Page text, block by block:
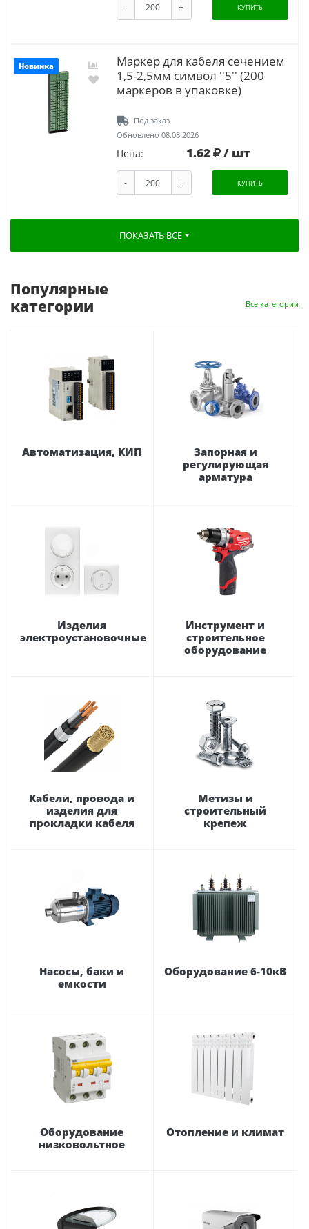
- + КУПИТЬ
Новинка
Маркер для кабеля сечением
1,5-2,5мм символ ''5'' (200
маркеров в упаковке)
Под заказ
Обновлено 08.08.2026
Цена: 1.62 / шт
- + КУПИТЬ
ПОКАЗАТЬ ВСЕ
Популярные
категории
Все категории
Автоматизация, КИП
Запорная и
регулирующая
арматура
Изделия
электроустановочные
Инструмент и
строительное
оборудование
Кабели, провода и
изделия для
прокладки кабеля
Метизы и
строительный
крепеж
Насосы, баки и
емкости
Оборудование 6-10кВ
Оборудование
низковольтное
Отопление и климат